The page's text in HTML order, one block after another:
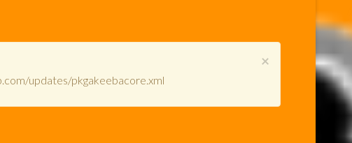
×
updates/pkgakeebacore.xml